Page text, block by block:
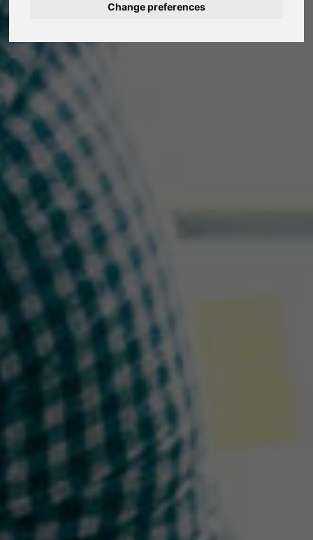
Change preferences
Deutsch
Nederlands